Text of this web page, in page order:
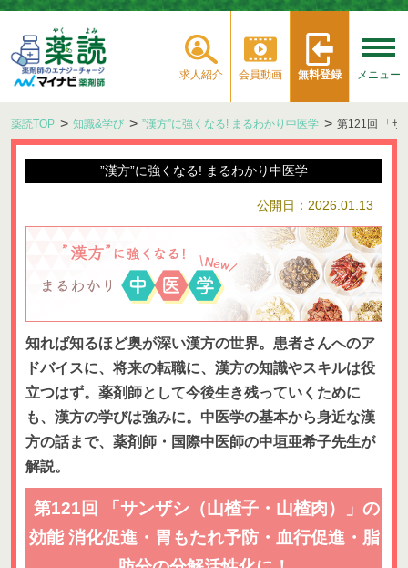
求人紹介 会員動画 無料登録 メニュー
薬読TOP 知識&学び ”漢方”に強くなる! まるわかり中医学 第121回 「サ
”漢方”に強くなる! まるわかり中医学
公開日：2026.01.13
知れば知るほど奥が深い漢方の世界。患者さんへのア
ドバイスに、将来の転職に、漢方の知識やスキルは役
立つはず。薬剤師として今後生き残っていくために
も、漢方の学びは強みに。中医学の基本から身近な漢
方の話まで、薬剤師・国際中医師の中垣亜希子先生が
解説。
第121回 「サンザシ（山楂子・山楂肉）」の
効能 消化促進・胃もたれ予防・血行促進・脂